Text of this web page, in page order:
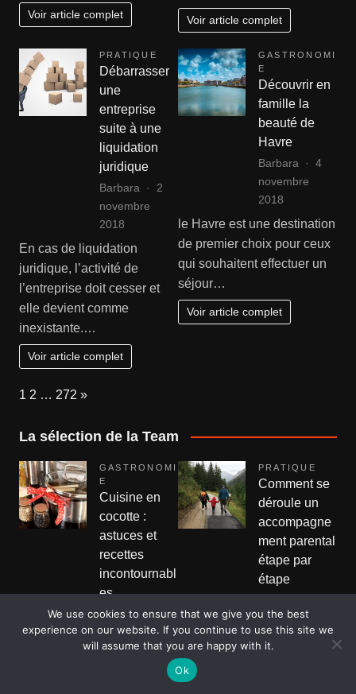
Voir article complet Voir article complet
PRATIQUE
Débarrasser
une
entreprise
suite à une
liquidation
juridique
Barbara
2
novembre
2018
En cas de liquidation
juridique, l’activité de
l’entreprise doit cesser et
elle devient comme
inexistante.…
Voir article complet
GASTRONOMI
E
Découvrir en
famille la
beauté de
Havre
Barbara
4
novembre
2018
le Havre est une destination
de premier choix pour ceux
qui souhaitent effectuer un
séjour…
Voir article complet
Page:
1 2 … 272 Next
»
La sélection de la Team
GASTRONOMI
E
Cuisine en
cocotte :
astuces et
recettes
incontournabl
es
Marise
30
janvier 2025
Aucun
sur
Cuisine
PRATIQUE
Comment se
déroule un
accompagne
ment parental
étape par
étape
2026
Aucun
commentairesur
Faire appel à un
accompagnement parental
We use cookies to ensure that we give you the best
experience on our website. If you continue to use this site we
will assume that you are happy with it.
Ok